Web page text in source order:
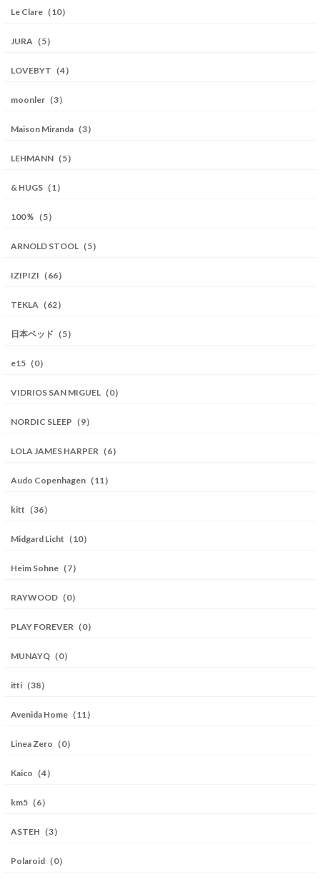
Le Clare（10）
JURA（5）
LOVEBYT（4）
moonler（3）
Maison Miranda（3）
LEHMANN（5）
& HUGS（1）
100％（5）
ARNOLD STOOL（5）
IZIPIZI（66）
TEKLA（62）
日本ベッド（5）
e15（0）
VIDRIOS SAN MIGUEL（0）
NORDIC SLEEP（9）
LOLA JAMES HARPER（6）
Audo Copenhagen（11）
kitt（36）
Midgard Licht（10）
Heim Sohne（7）
RAYWOOD（0）
PLAY FOREVER（0）
MUNAYQ（0）
itti（38）
Avenida Home（11）
Linea Zero（0）
Kaico（4）
km5（6）
ASTEH（3）
Polaroid（0）